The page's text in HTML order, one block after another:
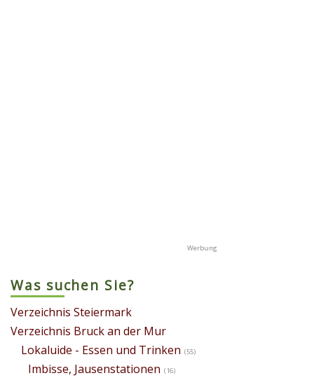
Was suchen Sie?
Verzeichnis Steiermark
Verzeichnis Bruck an der Mur
Lokaluide - Essen und Trinken (55)
Imbisse, Jausenstationen (16)